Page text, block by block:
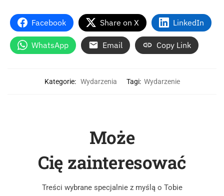
Facebook Share on X LinkedIn
WhatsApp Email Copy Link
Kategorie: Wydarzenia Tagi: Wydarzenie
Może
Cię zainteresować
Treści wybrane specjalnie z myślą o Tobie